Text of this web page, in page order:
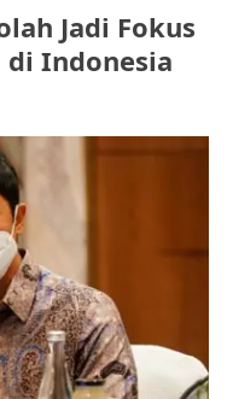
Jadi Fokus
di Indonesia